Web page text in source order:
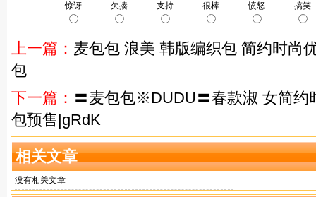
惊讶 欠揍 支持 很棒 愤怒 搞笑
上一篇： 麦包包 浪美 韩版编织包 简约时尚
包
下一篇： 〓麦包包※DUDU〓春款淑 女简约
包预售|gRdK
相关文章
没有相关文章